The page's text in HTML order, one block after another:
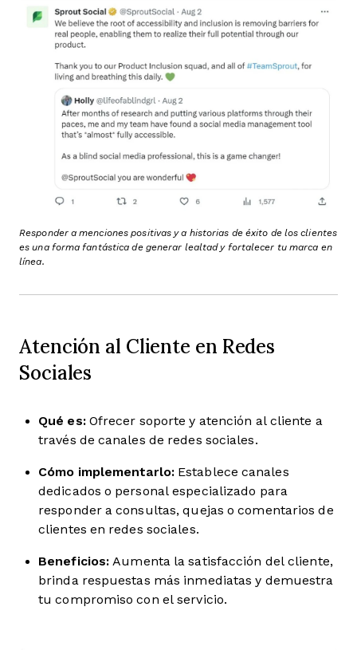
Responder a menciones positivas y a historias de éxito de los clientes
es una forma fantástica de generar lealtad y fortalecer tu marca en
línea.
Atención al Cliente en Redes
Sociales
Qué es:Ofrecer soporte y atención al cliente a
través de canales de redes sociales.
Cómo implementarlo: Establece canales
dedicados o personal especializado para
responder a consultas, quejas o comentarios de
clientes en redes sociales.
Beneficios: Aumenta la satisfacción del cliente,
brinda respuestas más inmediatas y demuestra
tu compromiso con el servicio.